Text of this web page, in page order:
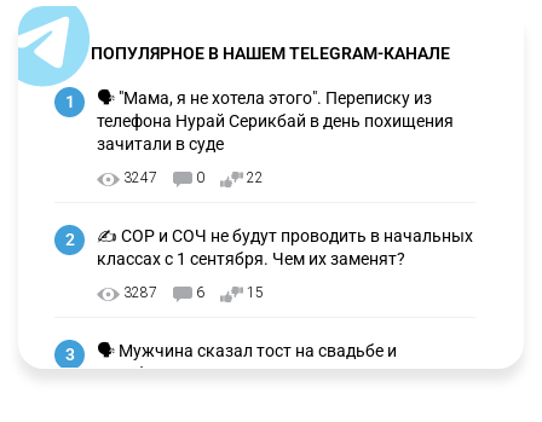
ПОПУЛЯРНОЕ В НАШЕМ TELEGRAM-КАНАЛЕ
1
🗣 "Мама, я не хотела этого". Переписку из
телефона Нурай Серикбай в день похищения
зачитали в суде
3247 0 22
2
✍️ СОР и СОЧ не будут проводить в начальных
классах с 1 сентября. Чем их заменят?
3287 6 15
3
🗣 Мужчина сказал тост на свадьбе и
заработал уголовное дело